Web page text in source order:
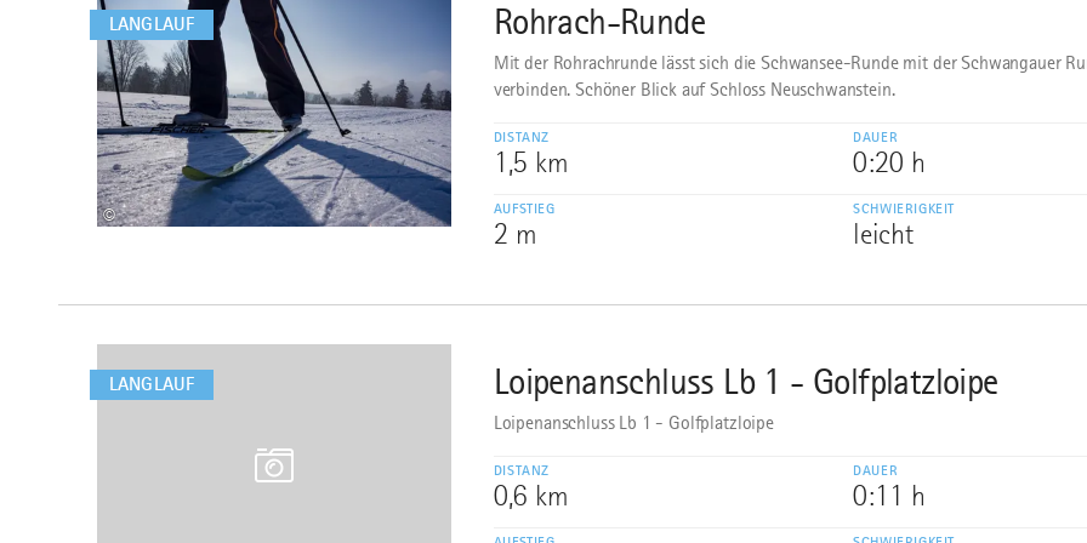
LANGLAUF
4
Rohrach-Runde
©
Mit der Rohrachrunde lässt sich die Schwansee-Runde mit der Schwangauer
verbinden. Schöner Blick auf Schloss Neuschwanstein.
DISTANZ
1,5 km
DAUER
0:20 h
AUFSTIEG
2 m
SCHWIERIGKEIT
leicht
LANGLAUF
5
Loipenanschluss Lb 1 - Golfplatzloipe
Loipenanschluss Lb 1 - Golfplatzloipe
DISTANZ
0,6 km
DAUER
0:11 h